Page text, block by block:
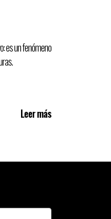
es un fenómeno
Leer más